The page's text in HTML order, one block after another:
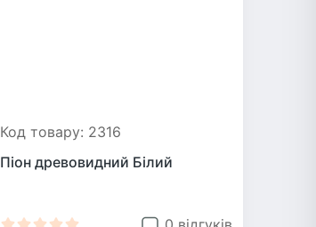
Код товару: 2316
Піон древовидний Білий